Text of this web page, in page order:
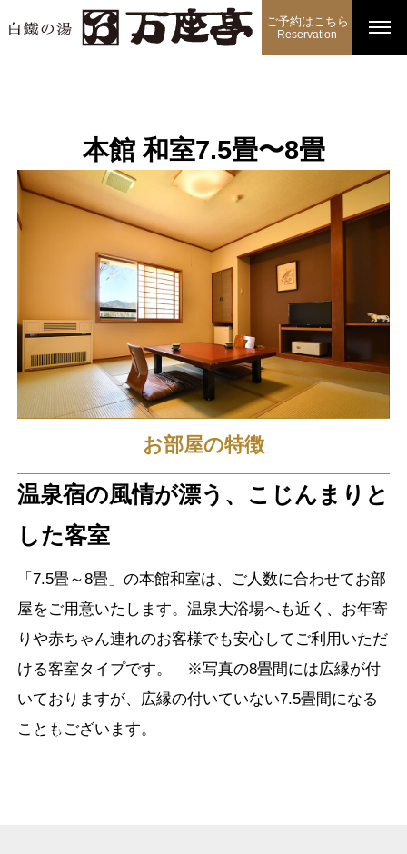
ご予約はこちら
Reservation
本館 和室7.5畳〜8畳
お部屋の特徴
温泉宿の風情が漂う、こじんまりと
した客室
「7.5畳～8畳」の本館和室は、ご人数に合わせてお部
屋をご用意いたします。温泉大浴場へも近く、お年寄
りや赤ちゃん連れのお客様でも安心してご利用いただ
ける客室タイプです。 ※写真の8畳間には広縁が付
いておりますが、広縁の付いていない7.5畳間になる
こともございます。
広縁